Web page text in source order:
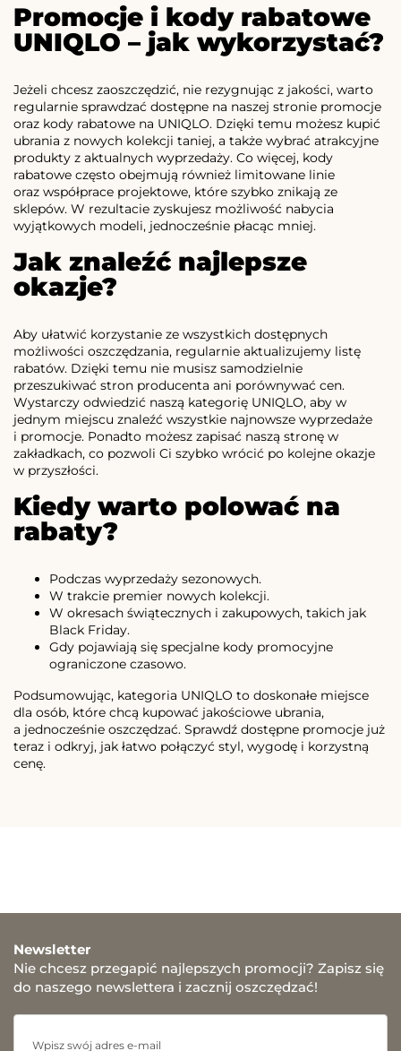
Promocje i kody rabatowe
UNIQLO – jak wykorzystać?
Jeżeli chcesz zaoszczędzić, nie rezygnując z jakości, warto
regularnie sprawdzać dostępne na naszej stronie promocje
oraz kody rabatowe na UNIQLO. Dzięki temu możesz kupić
ubrania z nowych kolekcji taniej, a także wybrać atrakcyjne
produkty z aktualnych wyprzedaży. Co więcej, kody
rabatowe często obejmują również limitowane linie
oraz współprace projektowe, które szybko znikają ze
sklepów. W rezultacie zyskujesz możliwość nabycia
wyjątkowych modeli, jednocześnie płacąc mniej.
Jak znaleźć najlepsze
okazje?
Aby ułatwić korzystanie ze wszystkich dostępnych
możliwości oszczędzania, regularnie aktualizujemy listę
rabatów. Dzięki temu nie musisz samodzielnie
przeszukiwać stron producenta ani porównywać cen.
Wystarczy odwiedzić naszą kategorię UNIQLO, aby w
jednym miejscu znaleźć wszystkie najnowsze wyprzedaże
i promocje. Ponadto możesz zapisać naszą stronę w
zakładkach, co pozwoli Ci szybko wrócić po kolejne okazje
w przyszłości.
Kiedy warto polować na
rabaty?
Podczas wyprzedaży sezonowych.
W trakcie premier nowych kolekcji.
W okresach świątecznych i zakupowych, takich jak
Black Friday.
Gdy pojawiają się specjalne kody promocyjne
ograniczone czasowo.
Podsumowując, kategoria UNIQLO to doskonałe miejsce
dla osób, które chcą kupować jakościowe ubrania,
a jednocześnie oszczędzać. Sprawdź dostępne promocje już
teraz i odkryj, jak łatwo połączyć styl, wygodę i korzystną
cenę.
Newsletter
Nie chcesz przegapić najlepszych promocji? Zapisz się
do naszego newslettera i zacznij oszczędzać!